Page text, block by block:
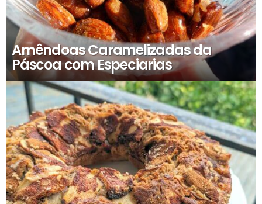
Amêndoas Caramelizadas da
Páscoa com Especiarias